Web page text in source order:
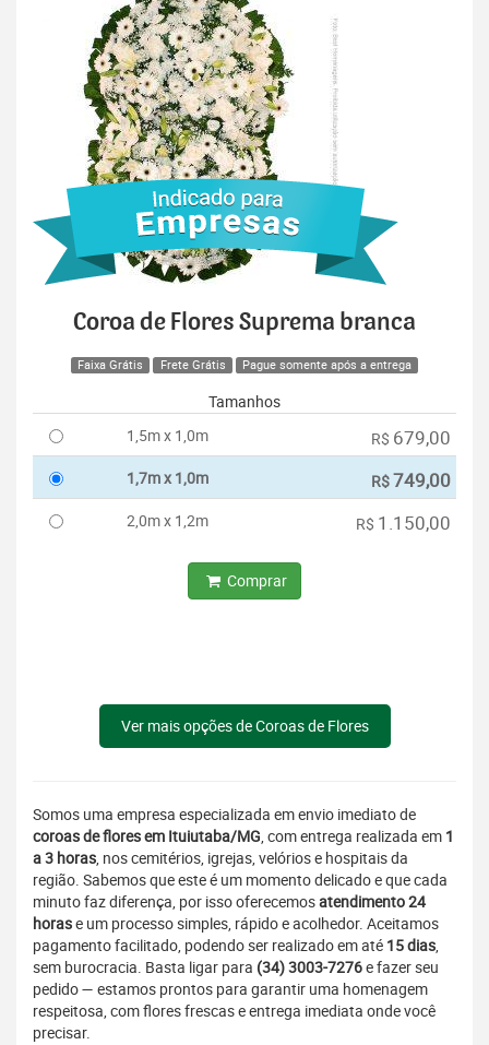
Coroa de Flores Suprema branca
Faixa Grátis Frete Grátis Pague somente após a entrega
Tamanhos
1,5m x 1,0m
R$ 679,00
1,7m x 1,0m R$749,00
2,0m x 1,2m R$ 1.150,00
Comprar
Ver mais opções de Coroas de Flores
Somos uma empresa especializada em envio imediato de
coroas de flores em Ituiutaba/MG, com entrega realizada em 1
a 3 horas, nos cemitérios, igrejas, velórios e hospitais da
região. Sabemos que este é um momento delicado e que cada
minuto faz diferença, por isso oferecemosatendimento 24
horase um processo simples, rápido e acolhedor. Aceitamos
pagamento facilitado, podendo ser realizado em até 15 dias,
sem burocracia. Basta ligar para (34) 3003-7276e fazer seu
pedido — estamos prontos para garantir uma homenagem
respeitosa, com flores frescas e entrega imediata onde você
precisar.